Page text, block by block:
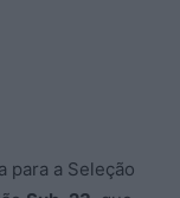
para a Seleção